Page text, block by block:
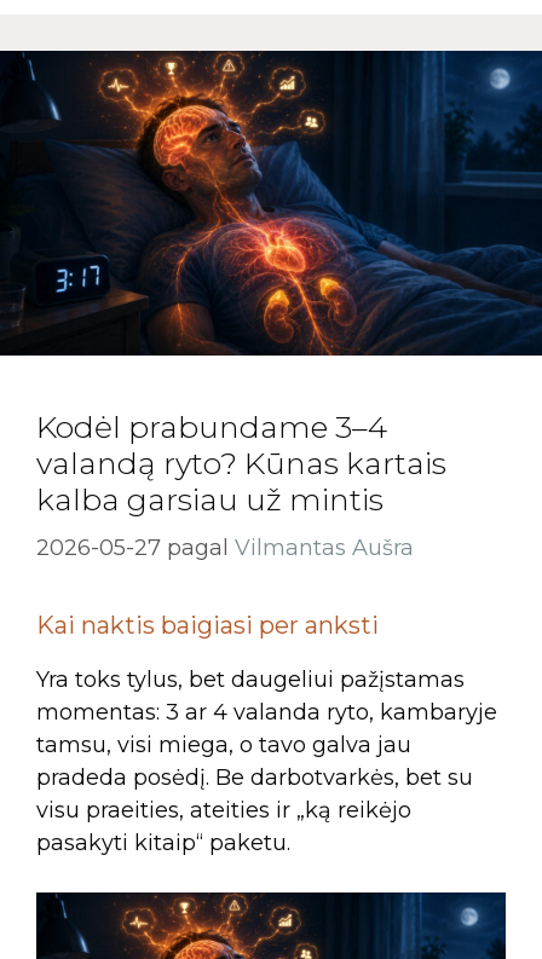
Kodėl prabundame 3–4
valandą ryto? Kūnas kartais
kalba garsiau už mintis
2026-05-27 pagal Vilmantas Aušra
Kai naktis baigiasi per anksti
Yra toks tylus, bet daugeliui pažįstamas
momentas: 3 ar 4 valanda ryto, kambaryje
tamsu, visi miega, o tavo galva jau
pradeda posėdį. Be darbotvarkės, bet su
visu praeities, ateities ir „ką reikėjo
pasakyti kitaip“ paketu.